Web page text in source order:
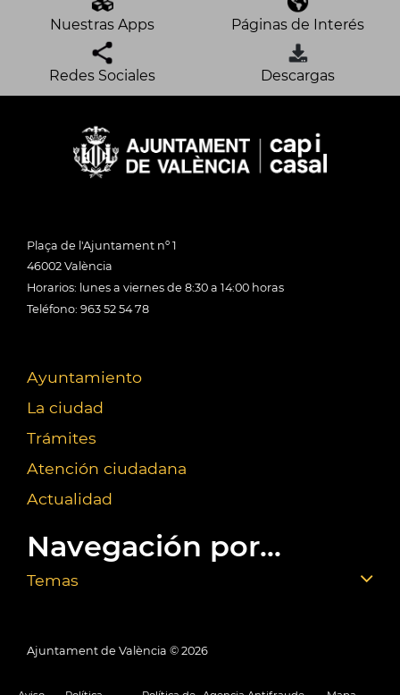
Nuestras Apps Páginas de Interés
Redes Sociales Descargas
Plaça de l'Ajuntament nº 1
46002 València
Horarios: lunes a viernes de 8:30 a 14:00 horas
Teléfono: 963 52 54 78
Ayuntamiento
La ciudad
Trámites
Atención ciudadana
Actualidad
Navegación por...
Temas
Ajuntament de València © 2026